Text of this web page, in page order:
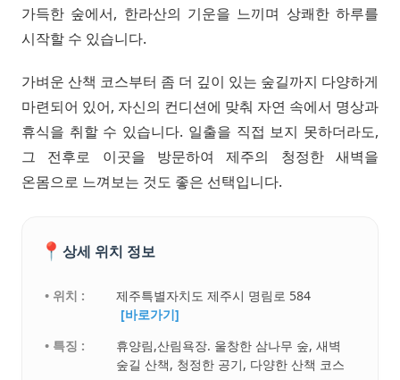
가득한 숲에서, 한라산의 기운을 느끼며 상쾌한 하루를
시작할 수 있습니다.
가벼운 산책 코스부터 좀 더 깊이 있는 숲길까지 다양하게
마련되어 있어, 자신의 컨디션에 맞춰 자연 속에서 명상과
휴식을 취할 수 있습니다. 일출을 직접 보지 못하더라도,
그 전후로 이곳을 방문하여 제주의 청정한 새벽을
온몸으로 느껴보는 것도 좋은 선택입니다.
📍 상세 위치 정보
• 위치 :
제주특별자치도 제주시 명림로 584
[바로가기]
• 특징 :
휴양림,산림욕장. 울창한 삼나무 숲, 새벽
숲길 산책, 청정한 공기, 다양한 산책 코스